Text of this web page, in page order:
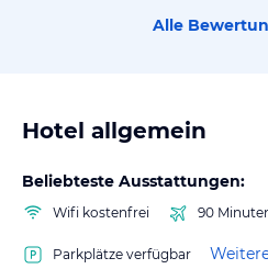
Alle
Hotel allgemein
Beliebteste Ausstattungen:
Wifi kostenfrei 90
Parkplätze verfügbar